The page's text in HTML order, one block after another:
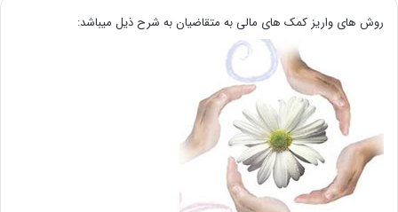
روش های واریز کمک های مالی به متقاضیان به شرح ذیل میباشد: